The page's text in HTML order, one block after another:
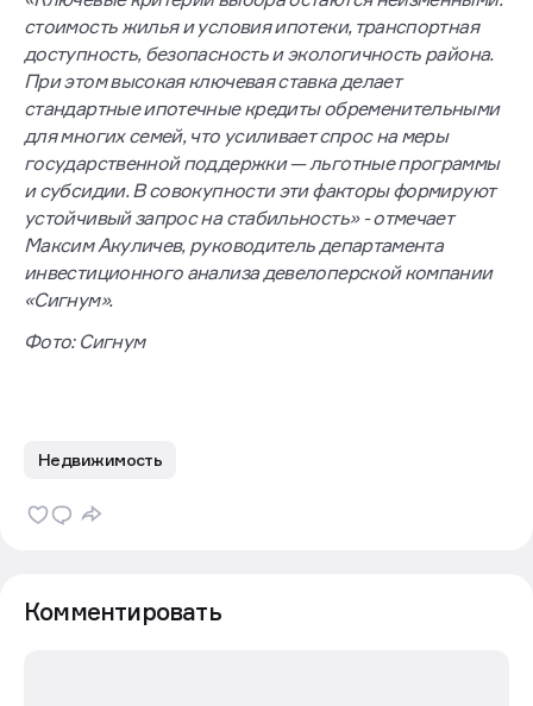
стоимость жилья и условия ипотеки, транспортная
доступность, безопасность и экологичность района.
При этом высокая ключевая ставка делает
стандартные ипотечные кредиты обременительными
для многих семей, что усиливает спрос на меры
государственной поддержки — льготные программы
и субсидии. В совокупности эти факторы формируют
устойчивый запрос на стабильность» - отмечает
Максим Акуличев, руководитель департамента
инвестиционного анализа девелоперской компании
«Сигнум».
Фото: Сигнум
Недвижимость
Комментировать